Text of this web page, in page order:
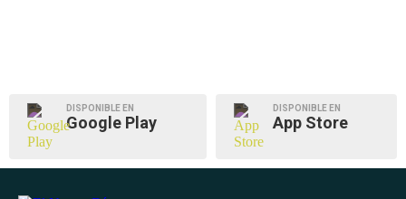
DISPONIBLE EN
Google Play
DISPONIBLE EN
App Store